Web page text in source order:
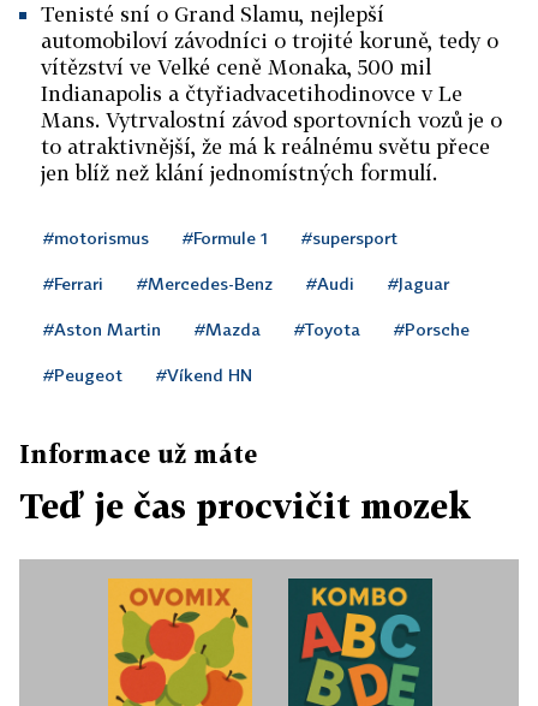
Tenisté sní o Grand Slamu, nejlepší
automobiloví závodníci o trojité koruně, tedy o
vítězství ve Velké ceně Monaka, 500 mil
Indianapolis a čtyřiadvacetihodinovce v Le
Mans. Vytrvalostní závod sportovních vozů je o
to atraktivnější, že má k reálnému světu přece
jen blíž než klání jednomístných formulí.
#motorismus #Formule 1 #supersport
#Ferrari #Mercedes-Benz #Audi #Jaguar
#Aston Martin #Mazda #Toyota #Porsche
#Peugeot #Víkend HN
Informace už máte
Teď je čas procvičit mozek